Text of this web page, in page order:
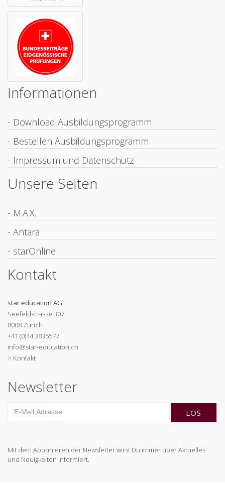
Informationen
- Download Ausbildungsprogramm
- Bestellen Ausbildungsprogramm
- Impressum und Datenschutz
Unsere Seiten
- M.A.X.
- Antara
- starOnline
Kontakt
star education AG
Seefeldstrasse 307
8008 Zürich
+41 (0)44 3835577
info@star-education.ch
> Kontakt
Newsletter
Mit dem Abonnieren der Newsletter wirst Du immer über Aktuelles
und Neuigkeiten informiert.